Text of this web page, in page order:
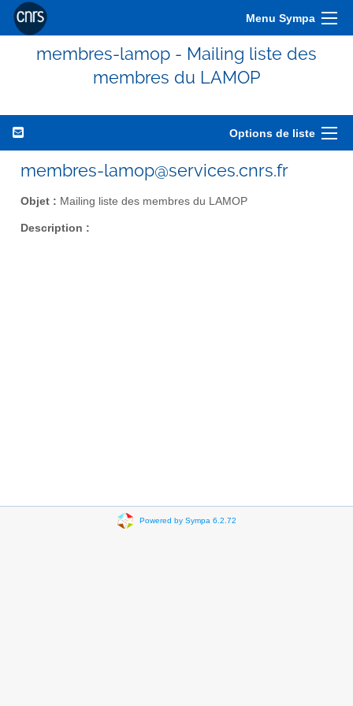
Menu Sympa
membres-lamop - Mailing liste des
membres du LAMOP
Options de liste
membres-lamop@services.cnrs.fr
Objet : Mailing liste des membres du LAMOP
Description :
Powered by Sympa 6.2.72